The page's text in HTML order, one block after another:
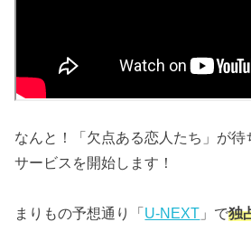
なんと！「欠点ある恋人たち」が
サービスを開始します！
まりもの予想通り「 U-NEXT 」で独